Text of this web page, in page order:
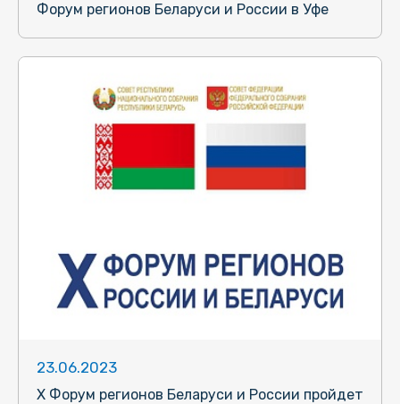
Форум регионов Беларуси и России в Уфе
23.06.2023
X Форум регионов Беларуси и России пройдет